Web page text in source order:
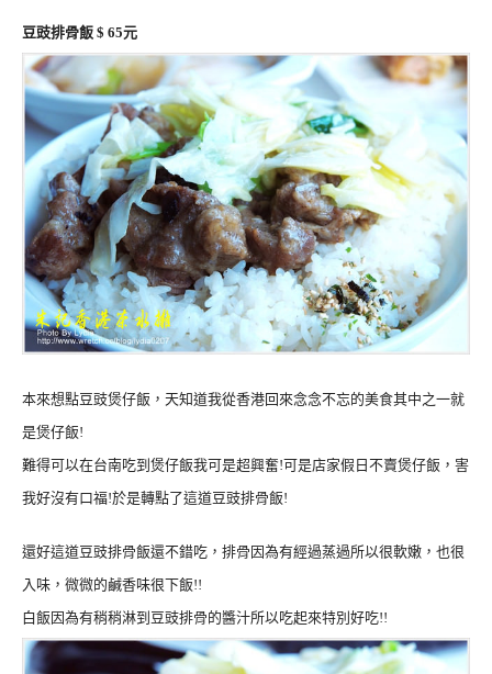
豆豉排骨飯 $ 65元
本來想點豆豉煲仔飯，天知道我從香港回來念念不忘的美食其中之一就
是煲仔飯!
難得可以在台南吃到煲仔飯我可是超興奮!可是店家假日不賣煲仔飯，害
我好沒有口福!於是轉點了這道豆豉排骨飯!
還好這道豆豉排骨飯還不錯吃，排骨因為有經過蒸過所以很軟嫩，也很
入味，微微的鹹香味很下飯!!
白飯因為有稍稍淋到豆豉排骨的醬汁所以吃起來特別好吃!!